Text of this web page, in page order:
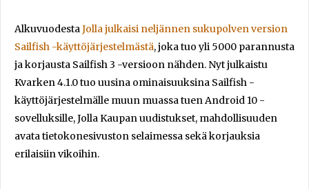
AlkuvuodestaJolla julkaisi neljännen sukupolven version
Sailfish -käyttöjärjestelmästä, joka tuo yli 5000 parannusta
ja korjausta Sailfish 3 -versioon nähden. Nyt julkaistu
Kvarken 4.1.0 tuo uusina ominaisuuksina Sailfish -
käyttöjärjestelmälle muun muassa tuen Android 10 -
sovelluksille, Jolla Kaupan uudistukset, mahdollisuuden
avata tietokonesivuston selaimessa sekä korjauksia
erilaisiin vikoihin.